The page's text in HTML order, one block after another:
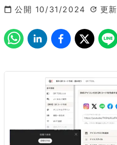
公開 10/31/2024 更新